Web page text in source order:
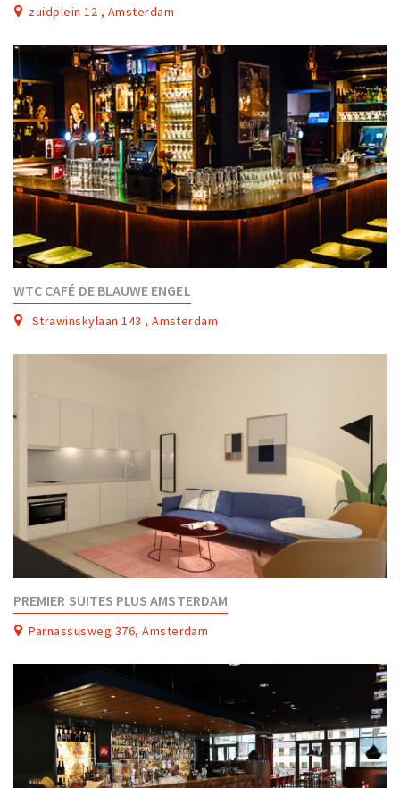
zuidplein 12 , Amsterdam
WTC CAFÉ DE BLAUWE ENGEL
Strawinskylaan 143 , Amsterdam
PREMIER SUITES PLUS AMSTERDAM
Parnassusweg 376, Amsterdam